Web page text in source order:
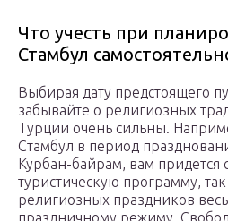
Что учесть при
Стамбул
Выбирая дату предстоящего
забывайте о религиозных
Турции очень сильны.
Стамбул в период
Курбан-байрам, вам придется
туристическую программу,
религиозных праздников
праздничному режиму.